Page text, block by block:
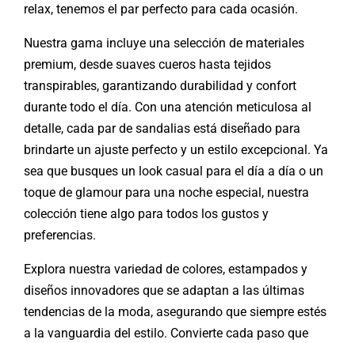
relax, tenemos el par perfecto para cada ocasión.
Nuestra gama incluye una selección de materiales
premium, desde suaves cueros hasta tejidos
transpirables, garantizando durabilidad y confort
durante todo el día. Con una atención meticulosa al
detalle, cada par de sandalias está diseñado para
brindarte un ajuste perfecto y un estilo excepcional. Ya
sea que busques un look casual para el día a día o un
toque de glamour para una noche especial, nuestra
colección tiene algo para todos los gustos y
preferencias.
Explora nuestra variedad de colores, estampados y
diseños innovadores que se adaptan a las últimas
tendencias de la moda, asegurando que siempre estés
a la vanguardia del estilo. Convierte cada paso que